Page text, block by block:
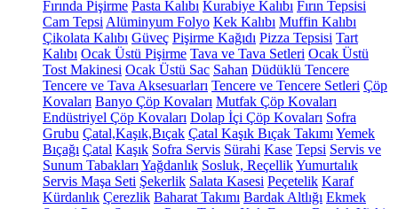
Fırında Pişirme Pasta Kalıbı Kurabiye Kalıbı Fırın Tepsisi
Cam Tepsi Alüminyum Folyo Kek Kalıbı Muffin Kalıbı
Çikolata Kalıbı Güveç Pişirme Kağıdı Pizza Tepsisi Tart
Kalıbı Ocak Üstü Pişirme Tava ve Tava Setleri Ocak Üstü
Tost Makinesi Ocak Üstü Sac Sahan Düdüklü Tencere
Tencere ve Tava Aksesuarları Tencere ve Tencere Setleri Çöp
Kovaları Banyo Çöp Kovaları Mutfak Çöp Kovaları
Endüstriyel Çöp Kovaları Dolap İçi Çöp Kovaları Sofra
Grubu Çatal,Kaşık,Bıçak Çatal Kaşık Bıçak Takımı Yemek
Bıçağı Çatal Kaşık Sofra Servis Sürahi Kase Tepsi Servis ve
Sunum Tabakları Yağdanlık Sosluk, ReçellikYumurtalık
Servis Maşa Seti Şekerlik Salata Kasesi Peçetelik Karaf
Kürdanlık Çerezlik Baharat Takımı Bardak Altlığı Ekmek